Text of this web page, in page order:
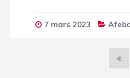
7 mars 2023